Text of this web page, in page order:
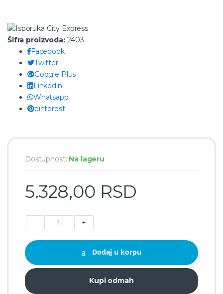
Šifra proizvoda: 2403
Facebook
Twitter
Google Plus
Linkedin
Whatsapp
pinterest
Dostupnost: Na lageru
5.328,00 RSD
- +
Dodaj u korpu
Kupi odmah